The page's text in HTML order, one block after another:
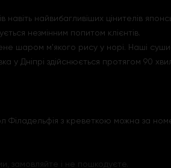
найвибагливіших цінителів
незмінним попитом клієнтів.
шаром м'якого рису у норі. Наші
у Дніпрі здійснюється протягом 90
Філадельфія з креветкою можна за
замовляйте і не пошкодуєте.